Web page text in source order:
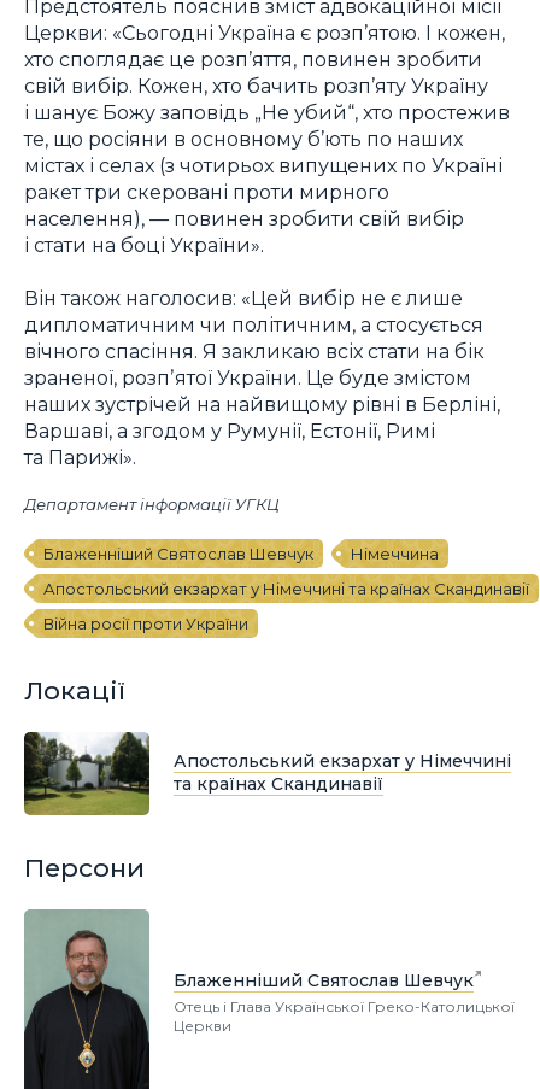
Предстоятель пояснив зміст адвокаційної місії
Церкви: «Сьогодні Україна є розп’ятою. І кожен,
хто споглядає це розп’яття, повинен зробити
свій вибір. Кожен, хто бачить розп’яту Україну
і шанує Божу заповідь „Не убий“, хто простежив
те, що росіяни в основному б’ють по наших
містах і селах (з чотирьох випущених по Україні
ракет три скеровані проти мирного
населення), — повинен зробити свій вибір
і стати на боці України».
Він також наголосив: «Цей вибір не є лише
дипломатичним чи політичним, а стосується
вічного спасіння. Я закликаю всіх стати на бік
зраненої, розпʼятої України. Це буде змістом
наших зустрічей на найвищому рівні в Берліні,
Варшаві, а згодом у Румунії, Естонії, Римі
та Парижі».
Департамент інформації УГКЦ
Блаженніший Святослав Шевчук
Німеччина
Апостольський екзархат у Німеччині та країнах Скандинавії
Війна росії проти України
Локації
Апостольський екзархат у Німеччині
та країнах Скандинавії
Персони
Блаженніший Святослав Шевчук
Отець і Глава Української Греко-Католицької
Церкви